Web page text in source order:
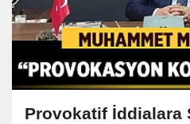
Provokatif İddialara